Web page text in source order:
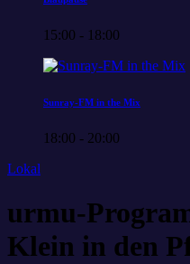
15:00 - 18:00
Sunray-FM in the Mix
18:00 - 20:00
Lokal
urmu-
Klein in den